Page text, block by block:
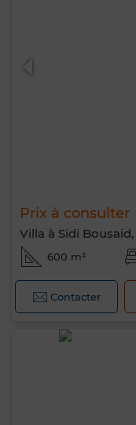
Prix à consulter
Villa à Sidi
600 m²
Contacter